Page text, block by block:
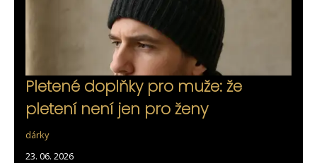
Pletené doplňky pro muže: že
pletení není jen pro ženy
dárky
23. 06. 2026